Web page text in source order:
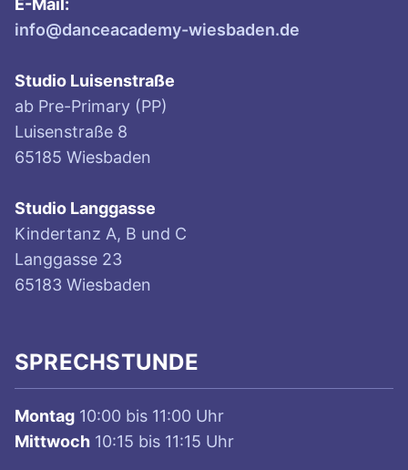
E-Mail:
info@danceacademy-wiesbaden.de
Studio Luisenstraße
ab Pre-Primary (PP)
Luisenstraße 8
65185 Wiesbaden
Studio Langgasse
Kindertanz A, B und C
Langgasse 23
65183 Wiesbaden
SPRECHSTUNDE
Montag 10:00 bis 11:00 Uhr
Mittwoch 10:15 bis 11:15 Uhr